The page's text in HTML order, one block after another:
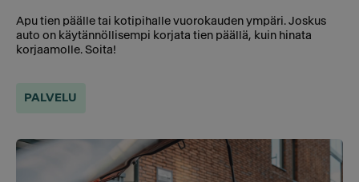
Apu tien päälle tai kotipihalle vuorokauden ympäri. Joskus
auto on käytännöllisempi korjata tien päällä, kuin hinata
korjaamolle. Soita!
PALVELU